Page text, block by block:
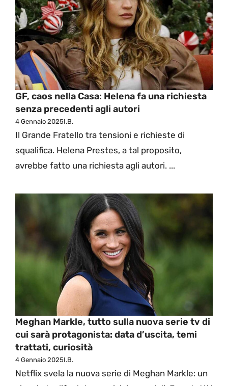
GF, caos nella Casa: Helena fa una richiesta
senza precedenti agli autori
4 Gennaio 2025I.B.
Il Grande Fratello tra tensioni e richieste di
squalifica. Helena Prestes, a tal proposito,
avrebbe fatto una richiesta agli autori. ...
Meghan Markle, tutto sulla nuova serie tv di
cui sarà protagonista: data d’uscita, temi
trattati, curiosità
4 Gennaio 2025I.B.
Netflix svela la nuova serie di Meghan Markle: un